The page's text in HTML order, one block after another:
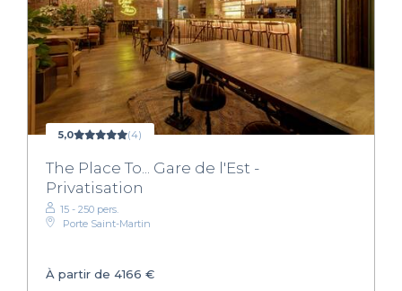
5,0 (4)
The Place To... Gare de l'Est -
Privatisation
15 - 250 pers.
Porte Saint-Martin
À partir de 4166 €